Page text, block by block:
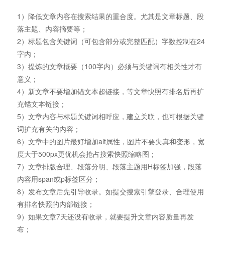
1）降低文章内容在搜索结果的重合度。尤其是文章标题、段
落主题、内容摘要等；
2）标题包含关键词（可包含部分或完整匹配）字数控制在24
字内；
3）提炼的文章概要（100字内）必须与关键词有相关性才有
意义；
4）新文章不要增加锚文本超链接，等文章快照有排名后再扩
充锚文本链接；
5）文章内容与标题关键词相呼应，建立关联，也可根据关键
词扩充有关的内容；
6）文章中的图片最好增加alt属性，图片不要失真和变形，宽
度大于500px更优机会抢占搜索快照缩略图；
7）文章排版合理、段落分明、段落主题用H标签加强，段落
内容用span或p标签区分；
8）发布文章后先引导收录。如提交搜索引擎登录、合理使用
有排名快照的内部链接；
9）如果文章7天还没有收录，就要提升文章内容质量再发
布；